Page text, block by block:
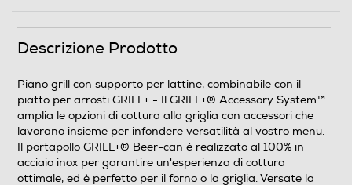
Descrizione Prodotto
Piano grill con supporto per lattine, combinabile con il
piatto per arrosti GRILL+ - Il GRILL+® Accessory System™
amplia le opzioni di cottura alla griglia con accessori che
lavorano insieme per infondere versatilità al vostro menu.
Il portapollo GRILL+® Beer-can è realizzato al 100% in
acciaio inox per garantire un'esperienza di cottura
ottimale, ed è perfetto per il forno o la griglia. Versate la